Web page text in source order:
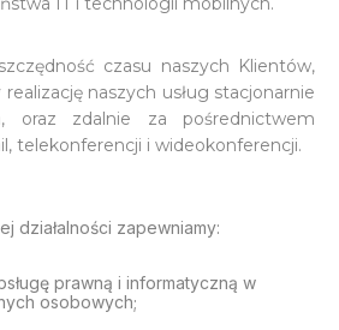
czasu naszych Klientów,
naszych usług stacjonarnie
oraz zdalnie za pośrednictwem
telekonferencji i wideokonferencji.
działalności zapewniamy:
prawną i informatyczną w
osobowych;